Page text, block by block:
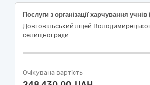
Довговільський ліцей Володимирецької
селищної ради
Очікувана вартість